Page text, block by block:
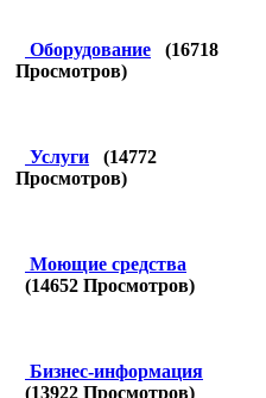
Оборудование (16718
Просмотров)
Услуги (14772
Просмотров)
Моющие средства
(14652 Просмотров)
Бизнес-информация
(13922 Просмотров)